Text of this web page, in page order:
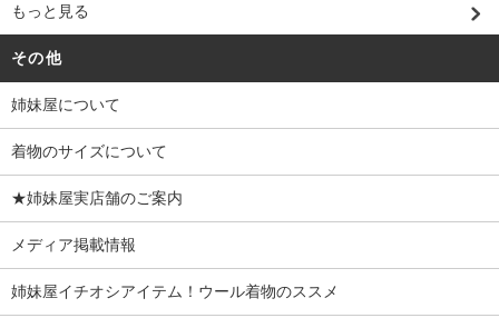
もっと見る
その他
姉妹屋について
着物のサイズについて
★姉妹屋実店舗のご案内
メディア掲載情報
姉妹屋イチオシアイテム！ウール着物のススメ